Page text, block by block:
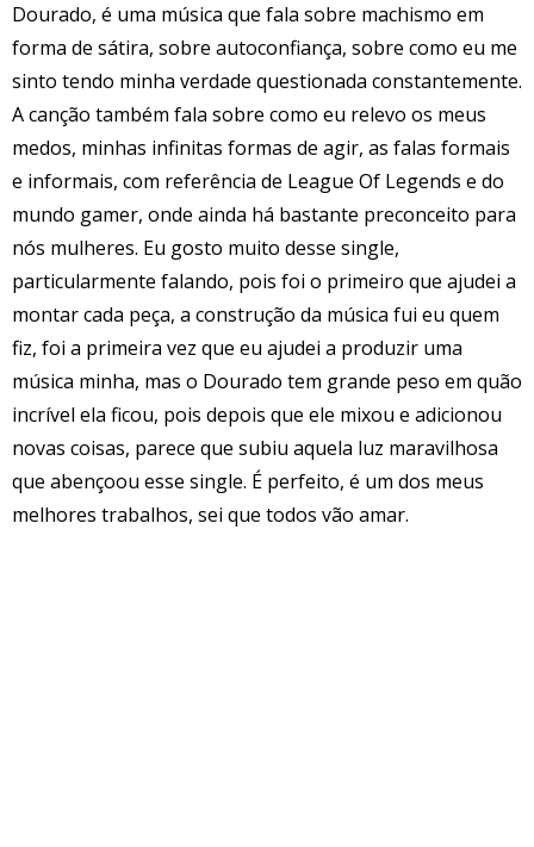
Dourado, é uma música que fala sobre machismo em
forma de sátira, sobre autoconfiança, sobre como eu me
sinto tendo minha verdade questionada constantemente.
A canção também fala sobre como eu relevo os meus
medos, minhas infinitas formas de agir, as falas formais
e informais, com referência de League Of Legends e do
mundo gamer, onde ainda há bastante preconceito para
nós mulheres. Eu gosto muito desse single,
particularmente falando, pois foi o primeiro que ajudei a
montar cada peça, a construção da música fui eu quem
fiz, foi a primeira vez que eu ajudei a produzir uma
música minha, mas o Dourado tem grande peso em quão
incrível ela ficou, pois depois que ele mixou e adicionou
novas coisas, parece que subiu aquela luz maravilhosa
que abençoou esse single. É perfeito, é um dos meus
melhores trabalhos, sei que todos vão amar.